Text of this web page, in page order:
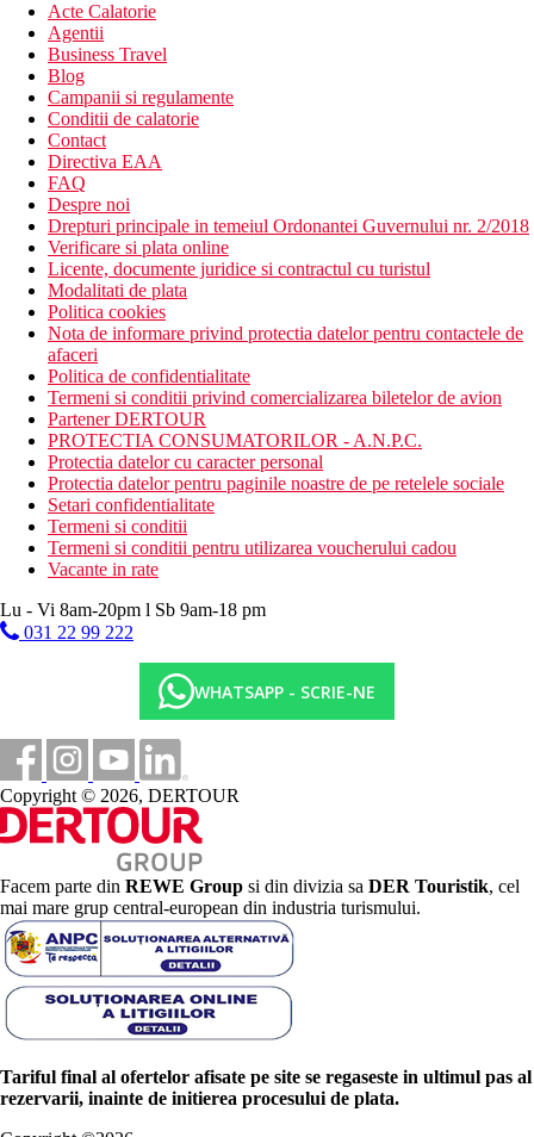
Acte Calatorie
Agentii
Business Travel
Blog
Campanii si regulamente
Conditii de calatorie
Contact
Directiva EAA
FAQ
Despre noi
Drepturi principale in temeiul Ordonantei Guvernului nr. 2/2018
Verificare si plata online
Licente, documente juridice si contractul cu turistul
Modalitati de plata
Politica cookies
Nota de informare privind protectia datelor pentru contactele de
afaceri
Politica de confidentialitate
Termeni si conditii privind comercializarea biletelor de avion
Partener DERTOUR
PROTECTIA CONSUMATORILOR - A.N.P.C.
Protectia datelor cu caracter personal
Protectia datelor pentru paginile noastre de pe retelele sociale
Setari confidentialitate
Termeni si conditii
Termeni si conditii pentru utilizarea voucherului cadou
Vacante in rate
Lu - Vi 8am-20pm l Sb 9am-18 pm
031 22 99 222
WHATSAPP - SCRIE-NE
Copyright © 2026, DERTOUR
Facem parte din REWE Group si din divizia sa DER Touristik, cel
mai mare grup central-european din industria turismului.
Tariful final al ofertelor afisate pe site se regaseste in ultimul pas al
rezervarii, inainte de initierea procesului de plata.